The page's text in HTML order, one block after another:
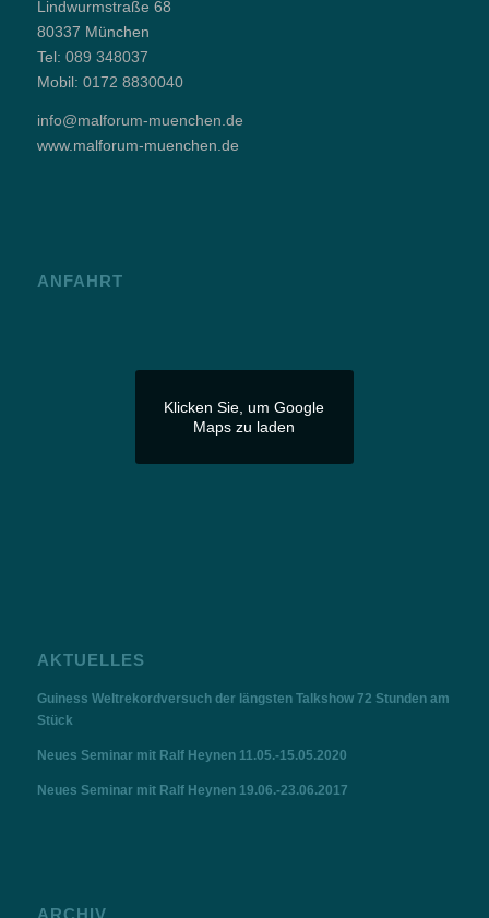
Lindwurmstraße 68
80337 München
Tel: 089 348037
Mobil: 0172 8830040
info@malforum-muenchen.de
www.malforum-muenchen.de
ANFAHRT
Klicken Sie, um Google
Maps zu laden
AKTUELLES
Guiness Weltrekordversuch der längsten Talkshow 72 Stunden am
Stück
Neues Seminar mit Ralf Heynen 11.05.-15.05.2020
Neues Seminar mit Ralf Heynen 19.06.-23.06.2017
ARCHIV